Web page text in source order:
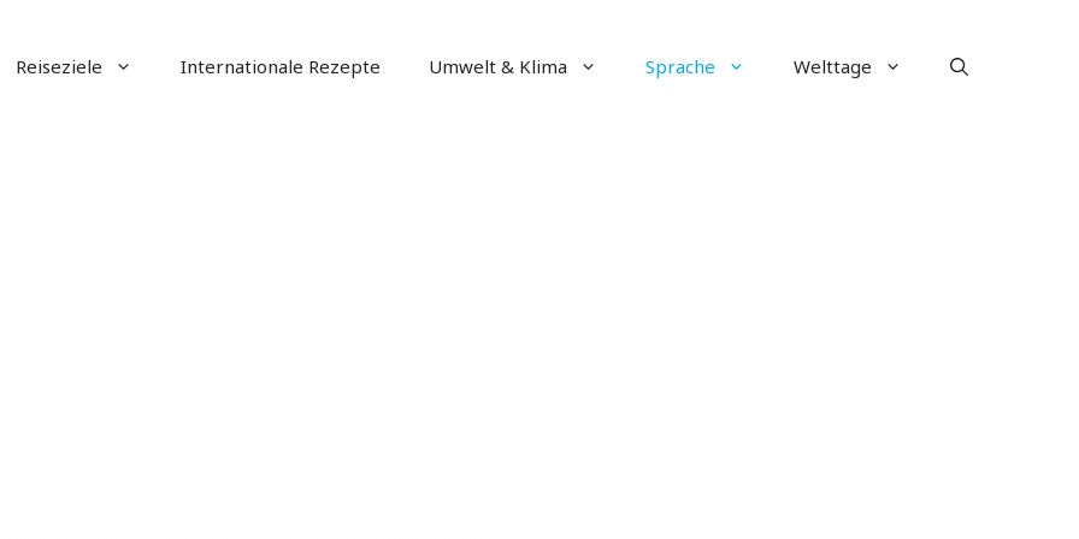
Reiseziele Internationale Rezepte Umwelt & Klima Sprache Welttage